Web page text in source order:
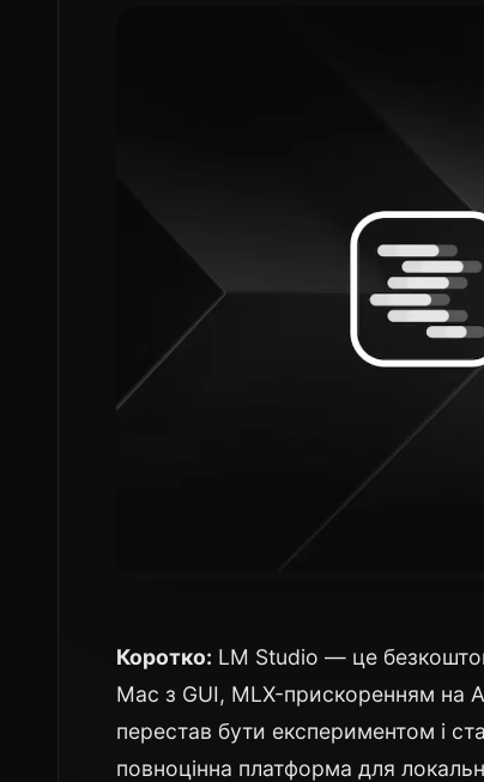
Коротко: LM Studio — це
Mac з GUI, MLX-прискоренням на
перестав бути експериментом і
повноцінна платформа для